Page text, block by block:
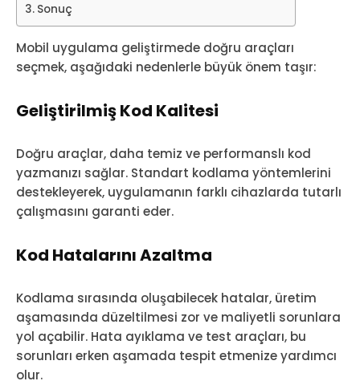
Sonuç
Mobil uygulama geliştirmede doğru araçları
seçmek, aşağıdaki nedenlerle büyük önem taşır:
Geliştirilmiş Kod Kalitesi
Doğru araçlar, daha temiz ve performanslı kod
yazmanızı sağlar. Standart kodlama yöntemlerini
destekleyerek, uygulamanın farklı cihazlarda tutarlı
çalışmasını garanti eder.
Kod Hatalarını Azaltma
Kodlama sırasında oluşabilecek hatalar, üretim
aşamasında düzeltilmesi zor ve maliyetli sorunlara
yol açabilir. Hata ayıklama ve test araçları, bu
sorunları erken aşamada tespit etmenize yardımcı
olur.